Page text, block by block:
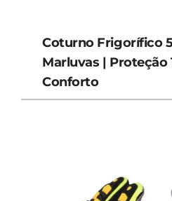
Coturno Frigorífico
Marluvas | Proteção
Conforto